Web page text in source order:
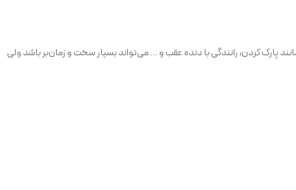
پارک کردن، رانندگی با دنده عقب و … می‌تواند بسیار سخت و زمان‌بر باشد ولی